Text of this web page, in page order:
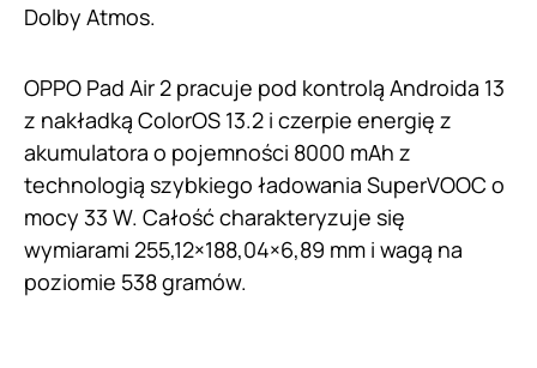
Dolby Atmos.
OPPO Pad Air 2 pracuje pod kontrolą Androida 13
z nakładką ColorOS 13.2 i czerpie energię z
akumulatora o pojemności 8000 mAh z
technologią szybkiego ładowania SuperVOOC o
mocy 33 W. Całość charakteryzuje się
wymiarami 255,12×188,04×6,89 mm i wagą na
poziomie 538 gramów.